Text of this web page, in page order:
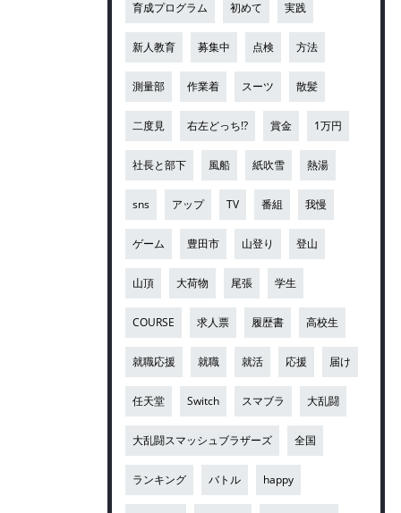
育成プログラム 初めて 実践
新人教育 募集中 点検 方法
測量部 作業着 スーツ 散髪
二度見 右左どっち!? 賞金 1万円
社長と部下 風船 紙吹雪 熱湯
sns アップ TV 番組 我慢
ゲーム 豊田市 山登り 登山
山頂 大荷物 尾張 学生
COURSE 求人票 履歴書 高校生
就職応援 就職 就活 応援 届け
任天堂 Switch スマブラ 大乱闘
大乱闘スマッシュブラザーズ 全国
ランキング バトル happy